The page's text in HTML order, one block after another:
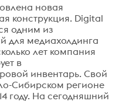
новая
конструкция. Digital
одним из
для медиахолдинга
лет компания
в
инвентарь. Свой
Сибирском регионе
году. На сегодняшний